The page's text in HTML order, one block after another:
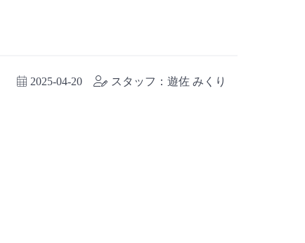
2025-04-20 スタッフ：遊佐 みくり